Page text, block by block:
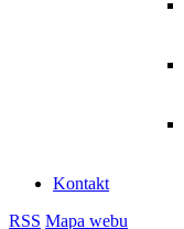
Kontakt
RSS Mapa webu